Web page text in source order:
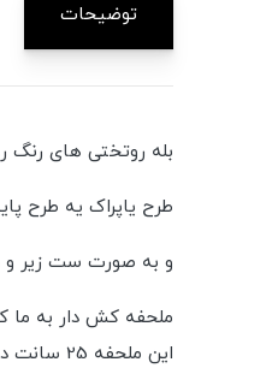
توضیحات
بله روتختی های رنگ
طرح یاپراک یه طرح
و به صورت ست زیر
ملحفه کش دار به ما
این ملحفه 25 سانت در نظر گرفته شده)